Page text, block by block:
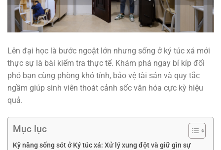
Lên đại học là bước ngoặt lớn nhưng sống ở ký túc xá mới
thực sự là bài kiểm tra thực tế. Khám phá ngay bí kíp đối
phó bạn cùng phòng khó tính, bảo vệ tài sản và quy tắc
ngầm giúp sinh viên thoát cảnh sốc văn hóa cực kỳ hiệu
quả.
Mục lục
Kỹ năng sống sót ở Ký túc xá: Xử lý xung đột và giữ gìn sự